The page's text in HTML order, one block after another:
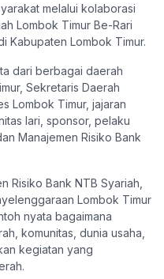
melalui kolaborasi
Lombok Timur Be-Rari
Kabupaten Lombok Timur.
dari berbagai daerah
Sekretaris Daerah
Lombok Timur, jajaran
lari, sponsor, pelaku
Manajemen Risiko Bank
Risiko Bank NTB Syariah,
Lombok Timur
nyata bagaimana
komunitas, dunia usaha,
kegiatan yang